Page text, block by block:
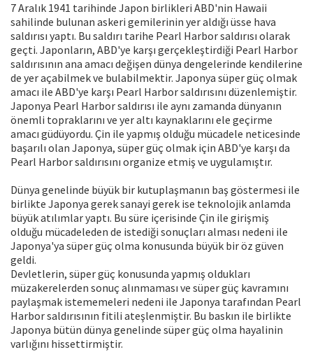
7 Aralık 1941 tarihinde Japon birlikleri ABD'nin Hawaii
sahilinde bulunan askeri gemilerinin yer aldığı üsse hava
saldırısı yaptı. Bu saldırı tarihe Pearl Harbor saldırısı olarak
geçti. Japonların, ABD'ye karşı gerçekleştirdiği Pearl Harbor
saldırısının ana amacı değişen dünya dengelerinde kendilerine
de yer açabilmek ve bulabilmektir. Japonya süper güç olmak
amacı ile ABD'ye karşı Pearl Harbor saldırısını düzenlemiştir.
Japonya Pearl Harbor saldırısı ile aynı zamanda dünyanın
önemli topraklarını ve yer altı kaynaklarını ele geçirme
amacı güdüyordu. Çin ile yapmış olduğu mücadele neticesinde
başarılı olan Japonya, süper güç olmak için ABD'ye karşı da
Pearl Harbor saldırısını organize etmiş ve uygulamıştır.
Dünya genelinde büyük bir kutuplaşmanın baş göstermesi ile
birlikte Japonya gerek sanayi gerek ise teknolojik anlamda
büyük atılımlar yaptı. Bu süre içerisinde Çin ile girişmiş
olduğu mücadeleden de istediği sonuçları alması nedeni ile
Japonya'ya süper güç olma konusunda büyük bir öz güven
geldi.
Devletlerin, süper güç konusunda yapmış oldukları
müzakerelerden sonuç alınmaması ve süper güç kavramını
paylaşmak istememeleri nedeni ile Japonya tarafından Pearl
Harbor saldırısının fitili ateşlenmiştir. Bu baskın ile birlikte
Japonya bütün dünya genelinde süper güç olma hayalinin
varlığını hissettirmiştir.